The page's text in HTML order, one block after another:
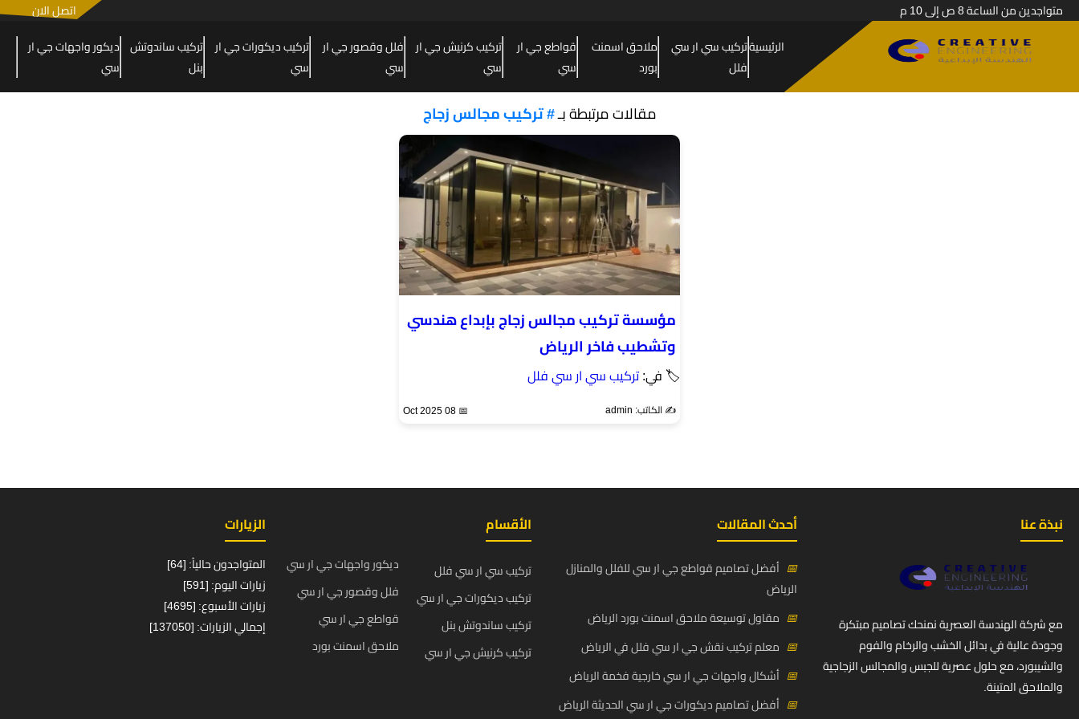
متواجدين من الساعة 8 ص إلى 10 م
اتصل الان
الرئيسيةتركيب سي ار سي
فلل
ملاحق اسمنت
بورد
قواطع جي ار
سي
تركيب كرنيش جي ار
سي
فلل وقصور جي ار
سي
تركيب ديكورات جي ار
سي
تركيب ساندوتش
بنل
ديكور واجهات جي ار
سي
مقالات مرتبطة بـ# تركيب مجالس زجاج
مؤسسة تركيب مجالس زجاج بإبداع هندسي
وتشطيب فاخر الرياض
🏷 في:تركيب سي ار سي فلل
✍️ الكاتب: admin 📅 08 Oct 2025
نبذة عنا
مع شركة الهندسة العصرية نمنحك تصاميم مبتكرة
وجودة عالية في بدائل الخشب والرخام والفوم
والشيبورد، مع حلول عصرية للجبس والمجالس الزجاجية
والملاحق المتينة.
أحدث المقالات
📅 أفضل تصاميم قواطع جي ار سي للفلل والمنازل
الرياض
📅 مقاول توسيعة ملاحق اسمنت بورد الرياض
📅 معلم تركيب نقش جي ار سي فلل في الرياض
📅 أشكال واجهات جي ار سي خارجية فخمة الرياض
📅 أفضل تصاميم ديكورات جي ار سي الحديثة الرياض
الأقسام
تركيب سي ار سي فلل
تركيب ديكورات جي ار سي
تركيب ساندوتش بنل
تركيب كرنيش جي ار سي
ديكور واجهات جي ار سي
فلل وقصور جي ار سي
قواطع جي ار سي
ملاحق اسمنت بورد
الزيارات
المتواجدون حالياً: [64]
زيارات اليوم: [591]
زيارات الأسبوع: [4695]
إجمالي الزيارات: [137050]